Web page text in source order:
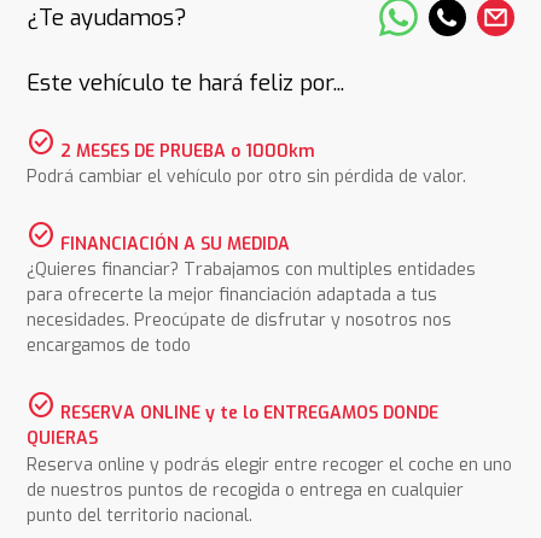
¿Te ayudamos?
Este vehículo te hará feliz por...
check_circle 2 MESES DE PRUEBA o 1000km
Podrá cambiar el vehículo por otro sin pérdida de valor.
check_circle FINANCIACIÓN A SU MEDIDA
¿Quieres financiar? Trabajamos con multiples entidades
para ofrecerte la mejor financiación adaptada a tus
necesidades. Preocúpate de disfrutar y nosotros nos
encargamos de todo
check_circle RESERVA ONLINE y te lo ENTREGAMOS DONDE
QUIERAS
Reserva online y podrás elegir entre recoger el coche en uno
de nuestros puntos de recogida o entrega en cualquier
punto del territorio nacional.